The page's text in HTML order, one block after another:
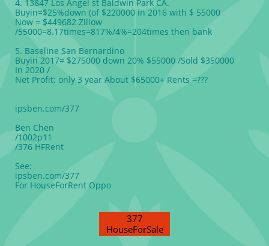
4. 13847 Los Angel st Baldwin Park CA.
Buyin=$25%down (of $220000 in 2016 with $ 55000
Now = $449682 Zillow
/55000=8.17times=817%/4%=204times then bank
5. Baseline San Bernardino
Buyin 2017= $275000 down 20% $55000 /Sold $350000
In 2020 /
Net Profit: only 3 year About $65000+ Rents =???
ipsben.com/377
Ben Chen
/1002p11
/376 HFRent
See:
ipsben.com/377
For HouseForRent Oppo
377
HouseForSale